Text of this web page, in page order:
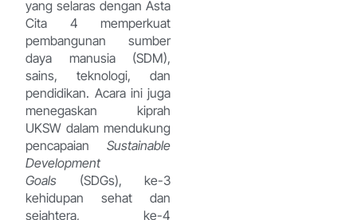
yang selaras dengan Asta
Cita 4 memperkuat
pembangunan sumber
daya manusia (SDM),
sains, teknologi, dan
pendidikan. Acara ini juga
menegaskan kiprah
UKSW dalam mendukung
pencapaian Sustainable
Development
Goals (SDGs), ke-3
kehidupan sehat dan
sejahtera, ke-4